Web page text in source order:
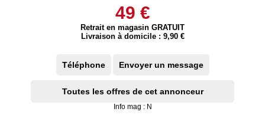
49 €
Retrait en magasin GRATUIT
Livraison à domicile : 9,90 €
Téléphone Envoyer un message
Toutes les offres de cet annonceur
Info mag : N